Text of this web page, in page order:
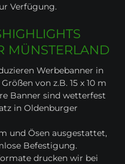
Verfügung.
MÜNSTERLAND
Werbebanner in
von z.B. 15 x 10 m
Banner sind wetterfest
in Oldenburger
und Ösen ausgestattet,
Befestigung.
drucken wir bei